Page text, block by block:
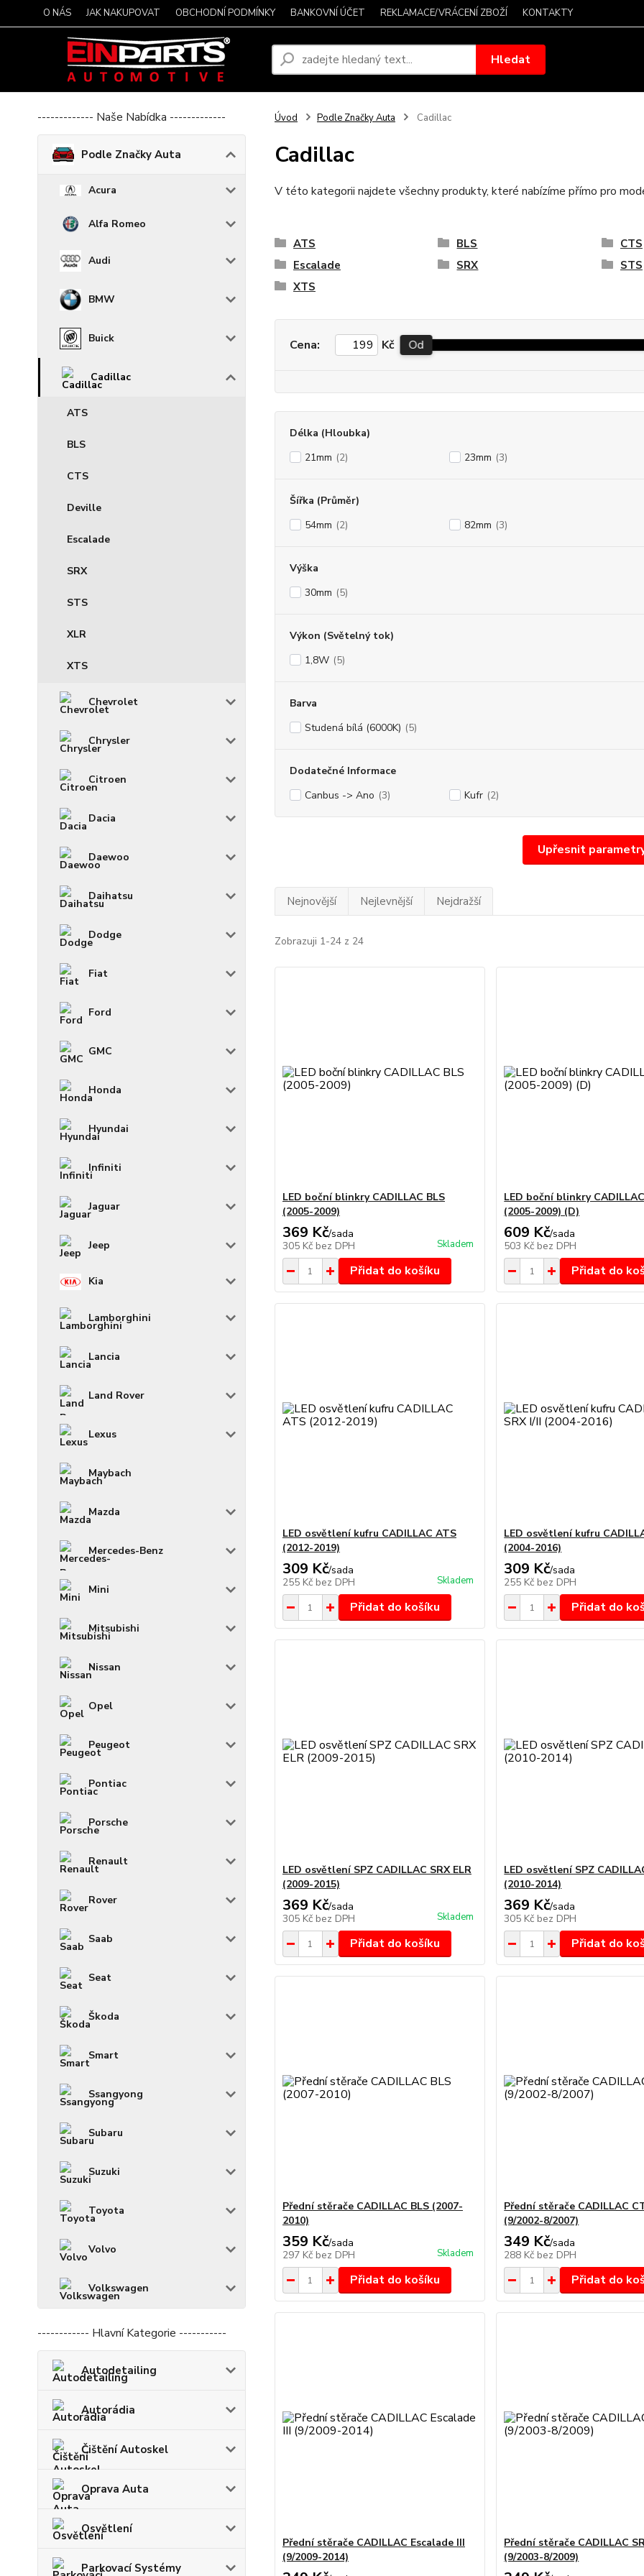
O NÁS JAK NAKUPOVAT OBCHODNÍ PODMÍNKY BANKOVNÍ ÚČET REKLAMACE/VRÁCENÍ ZBOŽÍ KONTAKTY
Hledat
------------- Naše Nabídka -------------
Podle Značky Auta
Acura
Alfa Romeo
Audi
BMW
Buick
Cadillac
ATS
BLS
CTS
Deville
Escalade
SRX
STS
XLR
XTS
Chevrolet
Chrysler
Citroen
Dacia
Daewoo
Daihatsu
Dodge
Fiat
Ford
GMC
Honda
Hyundai
Infiniti
Jaguar
Jeep
Kia
Lamborghini
Lancia
Land Rover
Lexus
Maybach
Mazda
Mercedes-Benz
Mini
Mitsubishi
Nissan
Opel
Peugeot
Pontiac
Porsche
Renault
Rover
Saab
Seat
Škoda
Smart
Ssangyong
Subaru
Suzuki
Toyota
Volvo
Volkswagen
------------ Hlavní Kategorie -----------
Autodetailing
Autorádia
Čištění Autoskel
Oprava Auta
Osvětlení
Parkovací Systémy
Úvod Podle Značky Auta Cadillac
Cadillac
V této kategorii najdete všechny produkty, které nabízíme přímo pro
ATS BLS CTS
Escalade
SRX STS
XTS
Upřesnit
Cena: Kč Od
Délka (Hloubka)
21mm (2) 23mm (3)
Šířka (Průměr)
54mm (2) 82mm (3)
Výška
30mm (5)
Výkon (Světelný tok)
1,8W (5)
Barva
Studená bílá (6000K) (5)
Dodatečné Informace
Canbus -> Ano (3) Kufr (2)
Nejnovější Nejlevnější Nejdražší
Zobrazuji 1-24 z 24
LED boční blinkry CADILLAC BLS
(2005-2009)
369 Kč/sada
305 Kč bez DPH Skladem
Přidat do košíku
LED boční blinkry
(2005-2009) (D)
609 Kč/sada
503 Kč bez DPH
Přidat do
LED osvětlení kufru CADILLAC ATS
(2012-2019)
309 Kč/sada
255 Kč bez DPH Skladem
Přidat do košíku
LED osvětlení kufru
(2004-2016)
309 Kč/sada
255 Kč bez DPH
Přidat do
LED osvětlení SPZ CADILLAC SRX ELR
(2009-2015)
369 Kč/sada
305 Kč bez DPH Skladem
Přidat do košíku
LED osvětlení SPZ
(2010-2014)
369 Kč/sada
305 Kč bez DPH
Přidat do
Přední stěrače CADILLAC BLS (2007-
2010)
359 Kč/sada
297 Kč bez DPH Skladem
Přidat do košíku
Přední stěrače CADILLAC
(9/2002-8/2007)
349 Kč/sada
288 Kč bez DPH
Přidat do
Přední stěrače CADILLAC Escalade III
(9/2009-2014)
Přední stěrače CADILLAC
(9/2003-8/2009)